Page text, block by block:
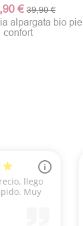
€ 39,90 €
alpargata bio piel
confort